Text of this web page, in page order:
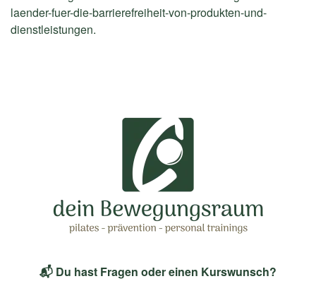
laender-fuer-die-barrierefreiheit-von-produkten-und-
dienstleistungen.
📬 Du hast Fragen oder einen Kurswunsch?